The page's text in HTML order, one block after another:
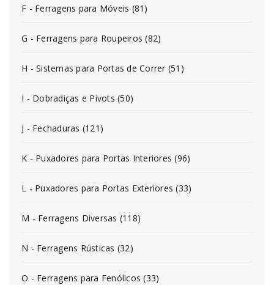
F - Ferragens para Móveis (81)
G - Ferragens para Roupeiros (82)
H - Sistemas para Portas de Correr (51)
I - Dobradiças e Pivots (50)
J - Fechaduras (121)
K - Puxadores para Portas Interiores (96)
L - Puxadores para Portas Exteriores (33)
M - Ferragens Diversas (118)
N - Ferragens Rústicas (32)
O - Ferragens para Fenólicos (33)